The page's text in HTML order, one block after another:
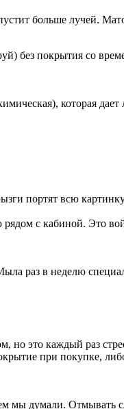
больше лучей.
без покрытия со
которая
портят всю
рядом с кабиной. Это
раз в неделю
но это каждый раз
при покупке,
мы думали. Отмывать